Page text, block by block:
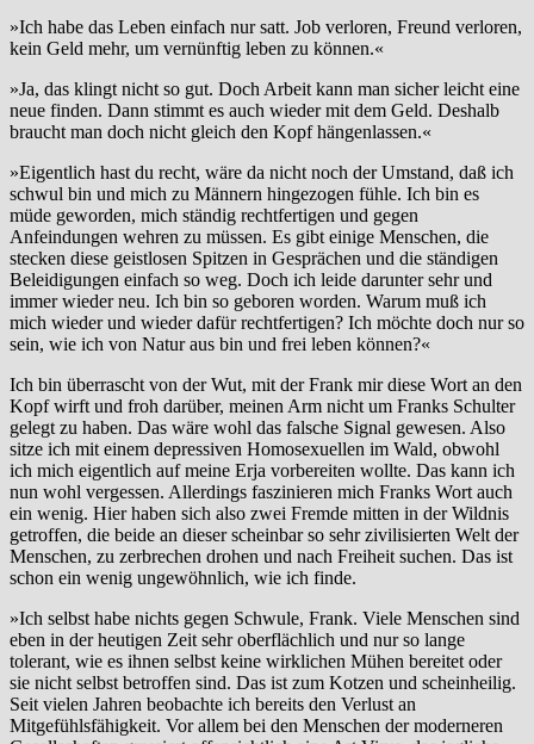
»Ich habe das Leben einfach nur satt. Job verloren, Freund verloren,
kein Geld mehr, um vernünftig leben zu können.«
»Ja, das klingt nicht so gut. Doch Arbeit kann man sicher leicht eine
neue finden. Dann stimmt es auch wieder mit dem Geld. Deshalb
braucht man doch nicht gleich den Kopf hängenlassen.«
»Eigentlich hast du recht, wäre da nicht noch der Umstand, daß ich
schwul bin und mich zu Männern hingezogen fühle. Ich bin es
müde geworden, mich ständig rechtfertigen und gegen
Anfeindungen wehren zu müssen. Es gibt einige Menschen, die
stecken diese geistlosen Spitzen in Gesprächen und die ständigen
Beleidigungen einfach so weg. Doch ich leide darunter sehr und
immer wieder neu. Ich bin so geboren worden. Warum muß ich
mich wieder und wieder dafür rechtfertigen? Ich möchte doch nur so
sein, wie ich von Natur aus bin und frei leben können?«
Ich bin überrascht von der Wut, mit der Frank mir diese Wort an den
Kopf wirft und froh darüber, meinen Arm nicht um Franks Schulter
gelegt zu haben. Das wäre wohl das falsche Signal gewesen. Also
sitze ich mit einem depressiven Homosexuellen im Wald, obwohl
ich mich eigentlich auf meine Erja vorbereiten wollte. Das kann ich
nun wohl vergessen. Allerdings faszinieren mich Franks Wort auch
ein wenig. Hier haben sich also zwei Fremde mitten in der Wildnis
getroffen, die beide an dieser scheinbar so sehr zivilisierten Welt der
Menschen, zu zerbrechen drohen und nach Freiheit suchen. Das ist
schon ein wenig ungewöhnlich, wie ich finde.
»Ich selbst habe nichts gegen Schwule, Frank. Viele Menschen sind
eben in der heutigen Zeit sehr oberflächlich und nur so lange
tolerant, wie es ihnen selbst keine wirklichen Mühen bereitet oder
sie nicht selbst betroffen sind. Das ist zum Kotzen und scheinheilig.
Seit vielen Jahren beobachte ich bereits den Verlust an
Mitgefühlsfähigkeit. Vor allem bei den Menschen der moderneren